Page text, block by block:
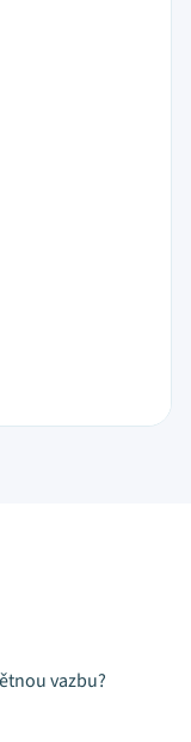
vazbu?